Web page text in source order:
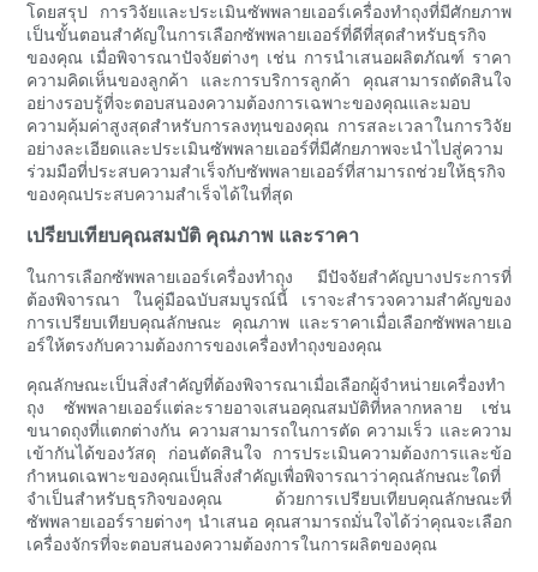
โดยสรุป การวิจัยและประเมินซัพพลายเออร์เครื่องทำถุงที่มีศักยภาพ
เป็นขั้นตอนสำคัญในการเลือกซัพพลายเออร์ที่ดีที่สุดสำหรับธุรกิจ
ของคุณ เมื่อพิจารณาปัจจัยต่างๆ เช่น การนำเสนอผลิตภัณฑ์ ราคา
ความคิดเห็นของลูกค้า และการบริการลูกค้า คุณสามารถตัดสินใจ
อย่างรอบรู้ที่จะตอบสนองความต้องการเฉพาะของคุณและมอบ
ความคุ้มค่าสูงสุดสำหรับการลงทุนของคุณ การสละเวลาในการวิจัย
อย่างละเอียดและประเมินซัพพลายเออร์ที่มีศักยภาพจะนำไปสู่ความ
ร่วมมือที่ประสบความสำเร็จกับซัพพลายเออร์ที่สามารถช่วยให้ธุรกิจ
ของคุณประสบความสำเร็จได้ในที่สุด
เปรียบเทียบคุณสมบัติ คุณภาพ และราคา
ในการเลือกซัพพลายเออร์เครื่องทำถุง มีปัจจัยสำคัญบางประการที่
ต้องพิจารณา ในคู่มือฉบับสมบูรณ์นี้ เราจะสำรวจความสำคัญของ
การเปรียบเทียบคุณลักษณะ คุณภาพ และราคาเมื่อเลือกซัพพลายเอ
อร์ให้ตรงกับความต้องการของเครื่องทำถุงของคุณ
คุณลักษณะเป็นสิ่งสำคัญที่ต้องพิจารณาเมื่อเลือกผู้จำหน่ายเครื่องทำ
ถุง ซัพพลายเออร์แต่ละรายอาจเสนอคุณสมบัติที่หลากหลาย เช่น
ขนาดถุงที่แตกต่างกัน ความสามารถในการตัด ความเร็ว และความ
เข้ากันได้ของวัสดุ ก่อนตัดสินใจ การประเมินความต้องการและข้อ
กำหนดเฉพาะของคุณเป็นสิ่งสำคัญเพื่อพิจารณาว่าคุณลักษณะใดที่
จำเป็นสำหรับธุรกิจของคุณ ด้วยการเปรียบเทียบคุณลักษณะที่
ซัพพลายเออร์รายต่างๆ นำเสนอ คุณสามารถมั่นใจได้ว่าคุณจะเลือก
เครื่องจักรที่จะตอบสนองความต้องการในการผลิตของคุณ